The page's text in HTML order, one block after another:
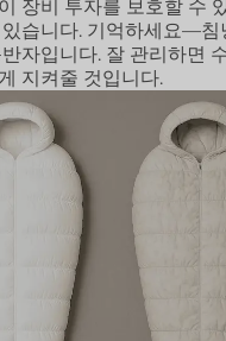
장비 투자를 보호할 수
습니다. 기억하세요—침
자입니다. 잘 관리하면
지켜줄 것입니다.